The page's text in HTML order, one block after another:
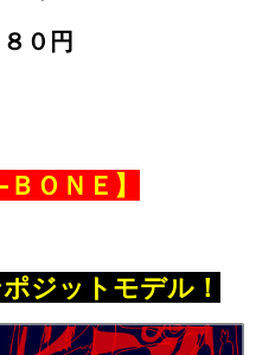
０円
ＢＯＮＥ】
ジットモデル！